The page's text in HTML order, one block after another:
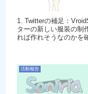
1. Twitterの補足：VroidStudioの確認 最
ターの新しい服装の制
れば作れそうなのかを
活動報告